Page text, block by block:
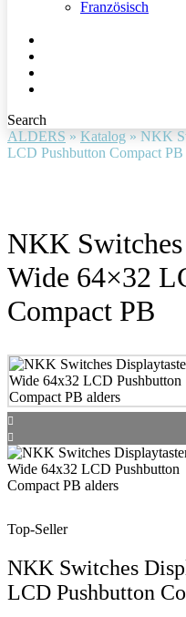
Französisch
Search
ALDERS » Katalog » NKK
LCD Pushbutton Compact PB
NKK
Wide 64×32
Compact PB
Top-Seller
NKK Switches
LCD Pushbutton